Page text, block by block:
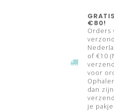
€80!
Orders
of €10
voor
dan
je pakje